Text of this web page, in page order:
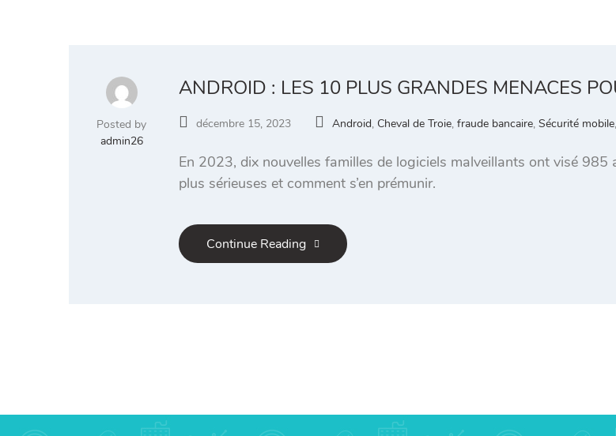
Posted by
admin26
ANDROID : LES 10 PLUS GRANDES MENACES
décembre 15, 2023 Android, Cheval de Troie, fraude bancaire, Sécurité mobile,
En 2023, dix nouvelles familles de logiciels malveillants ont visé
plus sérieuses et comment s’en prémunir.
Continue Reading